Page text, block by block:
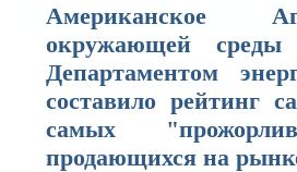
Американское
окружающей среды
Департаментом
составило рейтинг
самых
продающихся на